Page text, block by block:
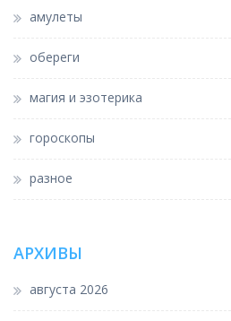
амулеты
обереги
магия и эзотерика
гороскопы
разное
АРХИВЫ
августа 2026